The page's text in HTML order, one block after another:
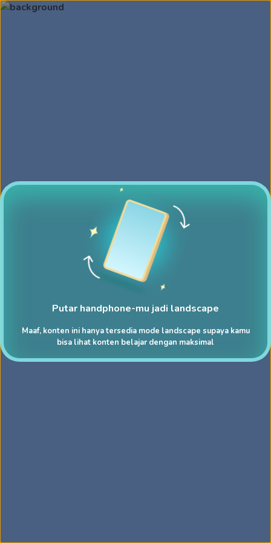
Putar handphone-mu jadi landscape
Maaf, konten ini hanya tersedia mode landscape supaya kamu
bisa lihat konten belajar dengan maksimal